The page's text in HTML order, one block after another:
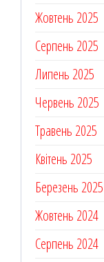
Жовтень 2025
Серпень 2025
Липень 2025
Червень 2025
Травень 2025
Квітень 2025
Березень 2025
Жовтень 2024
Серпень 2024